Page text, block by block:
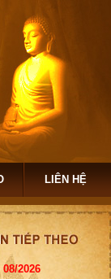
LIÊN HỆ
08/2026